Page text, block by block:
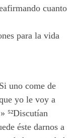
cuanto
para la vida
uno come de
yo le voy a
⁵²Discutían
éste darnos a